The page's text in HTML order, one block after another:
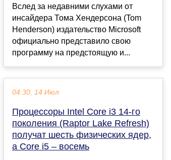
Вслед за недавними слухами от
инсайдера Тома Хендерсона (Tom
Henderson) издательство Microsoft
официально представило свою
программу на предстоящую и...
04:30, 14 Июл
Процессоры Intel Core i3 14-го
поколения (Raptor Lake Refresh)
получат шесть физических ядер,
а Core i5 – восемь